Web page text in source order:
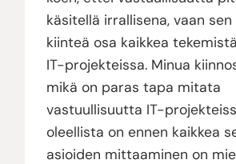
käsitellä irrallisena, vaan
kiinteä osa kaikkea
IT-projekteissa. Minua
mikä on paras tapa mitata
vastuullisuutta IT-
oleellista on ennen kaikkea
asioiden mittaaminen on